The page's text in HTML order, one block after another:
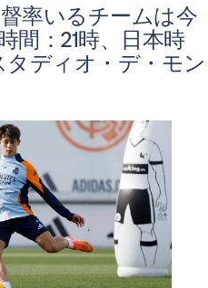
率いるチームは今
間：21時、日本時
ディオ・デ・モン